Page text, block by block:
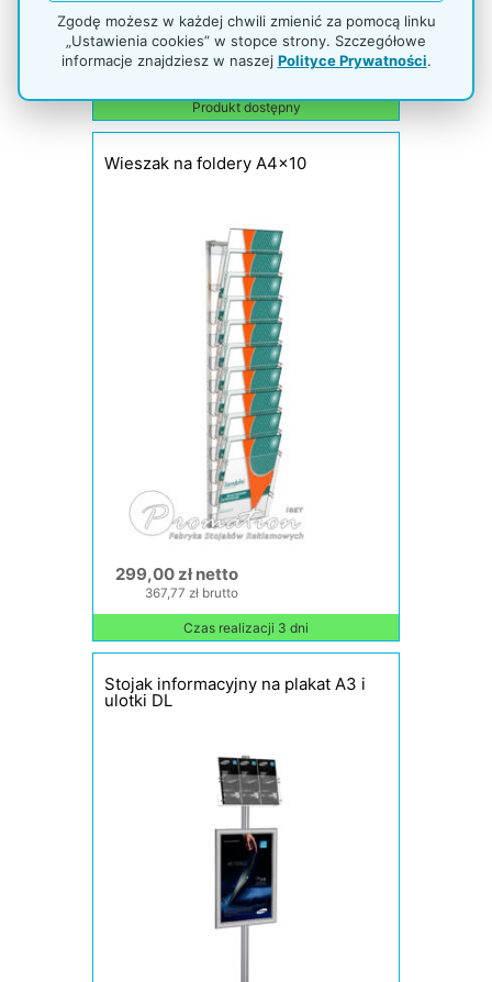
14,00 zł netto
17,22 zł brutto
Produkt dostępny
Wieszak na foldery A4x10
299,00 zł netto
367,77 zł brutto
Czas realizacji 3 dni
Stojak informacyjny na plakat A3 i
ulotki DL
Zgodę możesz w każdej chwili zmienić za pomocą linku
„Ustawienia cookies” w stopce strony. Szczegółowe
informacje znajdziesz w naszej Polityce Prywatności.